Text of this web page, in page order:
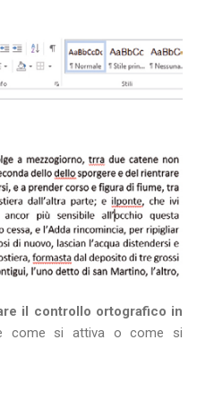
il controllo ortografico in
come si attiva o come si